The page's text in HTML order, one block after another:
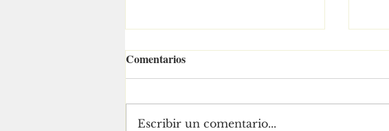
Comentarios
Escribir un comentario...